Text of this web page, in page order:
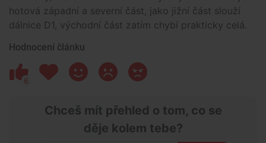
hotová západní a severní část, jako jižní část slouží
dálnice D1, východní část zatím chybí prakticky celá.
Hodnocení článku
6
Chceš mít přehled o tom, co se
děje kolem tebe?